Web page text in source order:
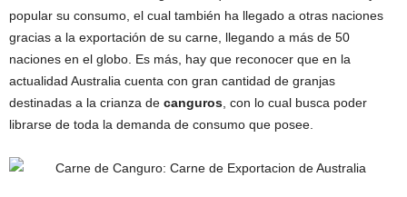
popular su consumo, el cual también ha llegado a otras naciones
gracias a la exportación de su carne, llegando a más de 50
naciones en el globo. Es más, hay que reconocer que en la
actualidad Australia cuenta con gran cantidad de granjas
destinadas a la crianza de canguros , con lo cual busca poder
librarse de toda la demanda de consumo que posee.